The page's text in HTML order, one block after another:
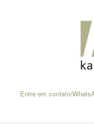
Entre em contato/